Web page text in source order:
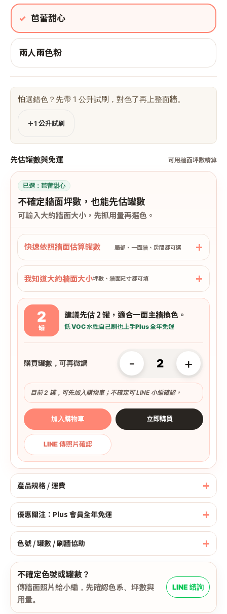
芭蕾甜心
兩人兩色粉
怕選錯色？先帶 1 公升試刷，對色了再上整面牆。
＋1 公升試刷
先估罐數與免運 可用牆面坪數精算
已選： 芭蕾甜心
不確定牆面坪數，也能先估罐數
可輸入大約牆面大小，先抓用量再選色。
快速依照牆面估算罐數 局部、一面牆、房間都可選
我知道大約牆面大小坪數、牆面尺寸都可填
2
罐
建議先估 2 罐，適合一面主牆換色。
低 VOC 水性自己刷也上手Plus 全年免運
購買罐數，可再微調 - +
目前 2 罐，可先加入購物車；不確定可 LINE 小編確認。
加入購物車 立即購買
LINE 傳照片確認
產品規格 / 運費
優惠關注：Plus 會員全年免運
色號 / 罐數 / 刷牆協助
不確定色號或罐數？
傳牆面照片給小編，先確認色系、坪數與
用量。
LINE 諮詢